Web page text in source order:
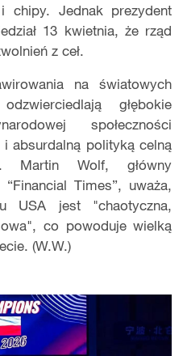
chipy. Jednak prezydent
13 kwietnia, że rząd
z ceł.
na światowych
głębokie
społeczności
absurdalną polityką celną
Martin Wolf, główny
Times”, uważa,
USA jest "chaotyczna,
co powoduje wielką
(W.W.)